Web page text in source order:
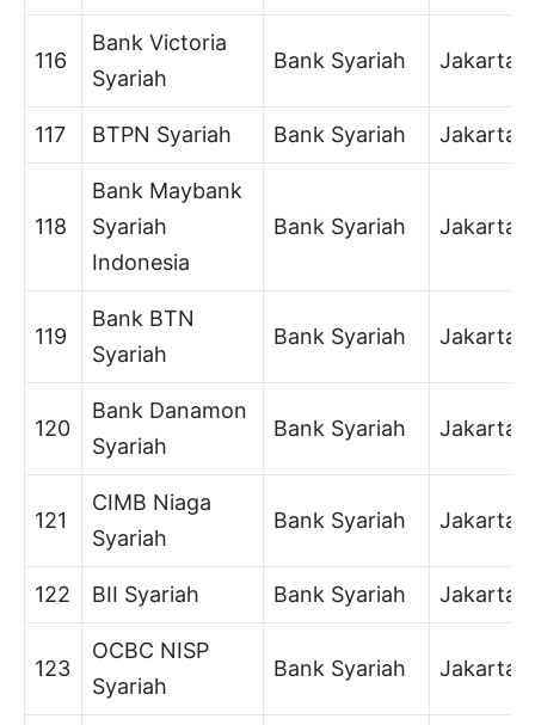
116
Bank Victoria
Syariah
Bank Syariah Jakarta
117 BTPN Syariah Bank Syariah Jakarta
118
Bank Maybank
Syariah
Indonesia
Bank Syariah Jakarta
119
Bank BTN
Syariah
Bank Syariah Jakarta
120
Bank Danamon
Syariah
Bank Syariah Jakarta
121
CIMB Niaga
Syariah
Bank Syariah Jakarta
122 BII Syariah Bank Syariah Jakarta
123
OCBC NISP
Syariah
Bank Syariah Jakarta